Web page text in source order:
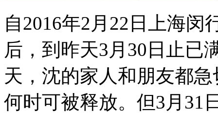
自2016年2月22日上海
后，到昨天3月30日止已
天，沈的家人和朋友都
何时可被释放。但3月31